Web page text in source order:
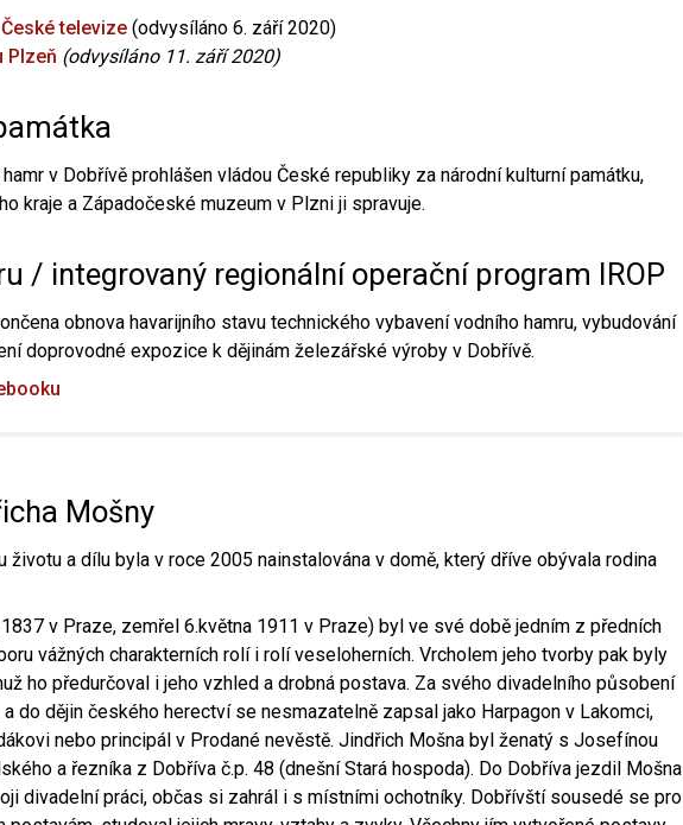
televize (odvysíláno 6. září 2020)
Plzeň (odvysíláno 11. září 2020)
v Dobřívě prohlášen vládou České republiky za národní kulturní památku,
kraje a Západočeské muzeum v Plzni ji spravuje.
/ integrovaný regionální operační program IROP
obnova havarijního stavu technického vybavení vodního hamru, vybudování
doprovodné expozice k dějinám železářské výroby v Dobřívě.
Mošny
životu a dílu byla v roce 2005 nainstalována v domě, který dříve obývala rodina
v Praze, zemřel 6.května 1911 v Praze) byl ve své době jedním z předních
vážných charakterních rolí i rolí veseloherních. Vrcholem jeho tvorby pak byly
ho předurčoval i jeho vzhled a drobná postava. Za svého divadelního působení
do dějin českého herectví se nesmazatelně zapsal jako Harpagon v Lakomci,
nebo principál v Prodané nevěstě. Jindřich Mošna byl ženatý s Josefínou
a řezníka z Dobříva č.p. 48 (dnešní Stará hospoda). Do Dobříva jezdil Mošna
divadelní práci, občas si zahrál i s místními ochotníky. Dobřívští sousedé se pro